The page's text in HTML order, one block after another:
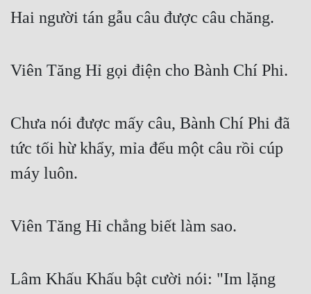
Hai người tán gẫu câu được câu chăng.
Viên Tăng Hỉ gọi điện cho Bành Chí Phi.
Chưa nói được mấy câu, Bành Chí Phi đã
tức tối hừ khẩy, mỉa đểu một câu rồi cúp
máy luôn.
Viên Tăng Hỉ chẳng biết làm sao.
Lâm Khấu Khấu bật cười nói: "Im lặng